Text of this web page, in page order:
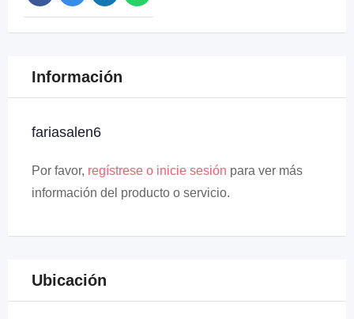
Información
fariasalen6
Por favor, regístrese o inicie sesión para ver más
información del producto o servicio.
Ubicación